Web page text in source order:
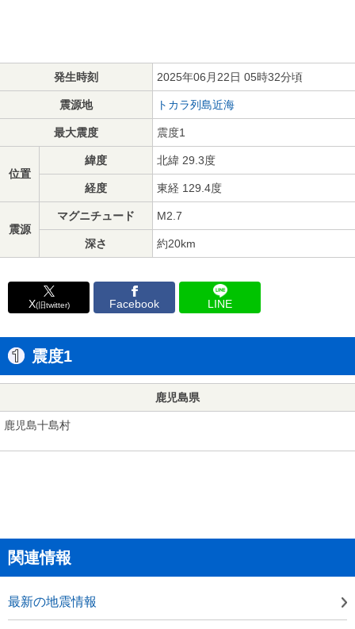
発生時刻 2025年06月22日 05時32分頃
震源地 トカラ列島近海
最大震度 震度1
位置
緯度 北緯 29.3度
経度 東経 129.4度
震源
マグニチュード M2.7
深さ 約20km
X(旧twitter) Facebook LINE
震度1
鹿児島県
鹿児島十島村
関連情報
最新の地震情報